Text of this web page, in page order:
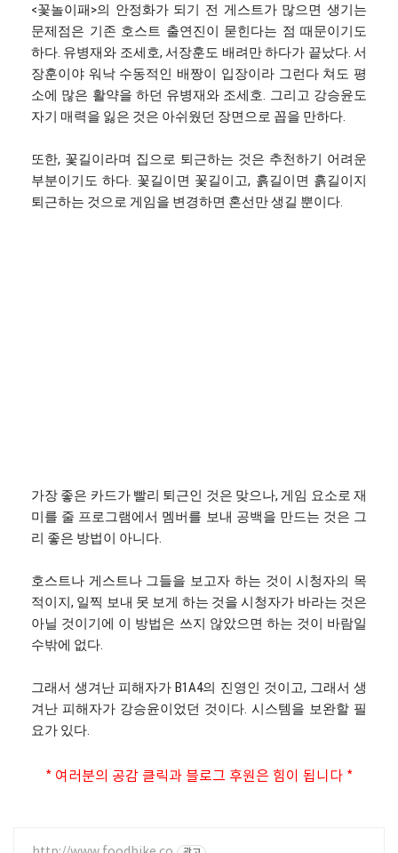
<꽃놀이패>의 안정화가 되기 전 게스트가 많으면 생기는
문제점은 기존 호스트 출연진이 묻힌다는 점 때문이기도
하다. 유병재와 조세호, 서장훈도 배려만 하다가 끝났다. 서
장훈이야 워낙 수동적인 배짱이 입장이라 그런다 쳐도 평
소에 많은 활약을 하던 유병재와 조세호. 그리고 강승윤도
자기 매력을 잃은 것은 아쉬웠던 장면으로 꼽을 만하다.
또한, 꽃길이라며 집으로 퇴근하는 것은 추천하기 어려운
부분이기도 하다. 꽃길이면 꽃길이고, 흙길이면 흙길이지
퇴근하는 것으로 게임을 변경하면 혼선만 생길 뿐이다.
가장 좋은 카드가 빨리 퇴근인 것은 맞으나, 게임 요소로 재
미를 줄 프로그램에서 멤버를 보내 공백을 만드는 것은 그
리 좋은 방법이 아니다.
호스트나 게스트나 그들을 보고자 하는 것이 시청자의 목
적이지, 일찍 보내 못 보게 하는 것을 시청자가 바라는 것은
아닐 것이기에 이 방법은 쓰지 않았으면 하는 것이 바람일
수밖에 없다.
그래서 생겨난 피해자가 B1A4의 진영인 것이고, 그래서 생
겨난 피해자가 강승윤이었던 것이다. 시스템을 보완할 필
요가 있다.
* 여러분의 공감 클릭과 블로그 후원은 힘이 됩니다 *